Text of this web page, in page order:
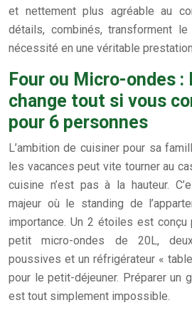
et nettement plus agréable au
détails, combinés, transforment
nécessité en une véritable
Four ou Micro-ondes
change tout si vous
pour 6 personnes
L’ambition de cuisiner pour sa
les vacances peut vite tourner au
cuisine n’est pas à la hauteur.
majeur où le standing de
importance. Un 2 étoiles est conçu
petit micro-ondes de 20L,
poussives et un réfrigérateur «
pour le petit-déjeuner. Préparer un
est tout simplement impossible.